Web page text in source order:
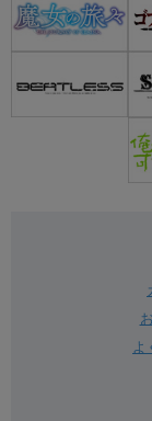
よ